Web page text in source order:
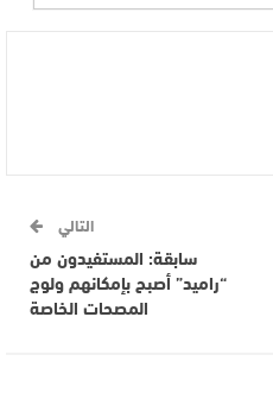
التالي
سابقة: المستفيدون من
“راميد” أصبح بإمكانهم ولوج
المصحات الخاصة